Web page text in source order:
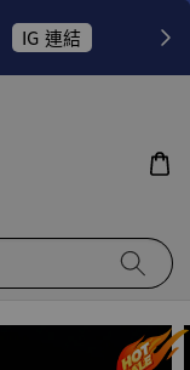
IG 連結